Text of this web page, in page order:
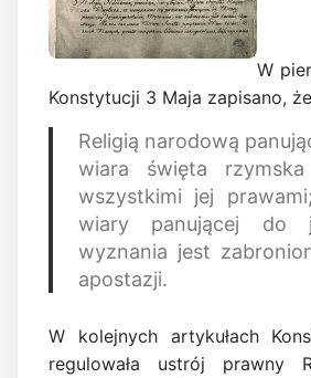
W
Konstytucji 3 Maja zapisano,
Religią narodową
wiara święta
wszystkimi jej
wiary panującej do
wyznania jest
apostazji.
W kolejnych artykułach
regulowała ustrój prawny